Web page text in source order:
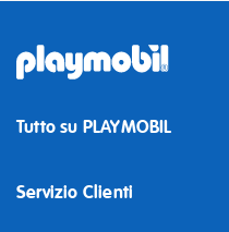
Tutto su PLAYMOBIL
Servizio Clienti